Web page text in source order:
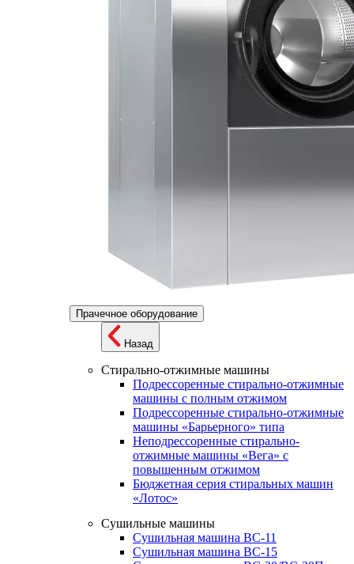
Прачечное оборудование
Назад
Стирально-отжимные машины
Подрессоренные стирально-отжимные
машины с полным отжимом
Подрессоренные стирально-отжимные
машины «Барьерного» типа
Неподрессоренные стирально-
отжимные машины «Вега» с
повышенным отжимом
Бюджетная серия стиральных машин
«Лотос»
Сушильные машины
Сушильная машина ВС-11
Сушильная машина ВС-15